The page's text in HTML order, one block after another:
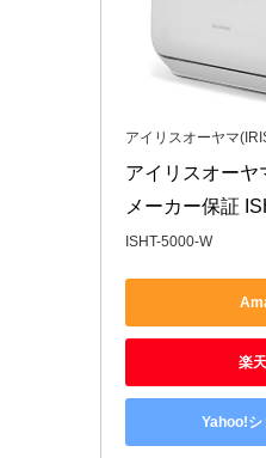
アイリスオーヤマ
アイリスオーヤ
メーカー保証
ISHT-5000-W
楽
Yahoo!シ